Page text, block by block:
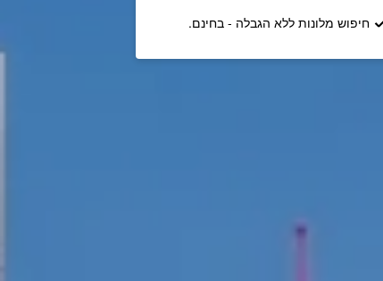
חיפוש מלונות ללא הגבלה - בחינם.